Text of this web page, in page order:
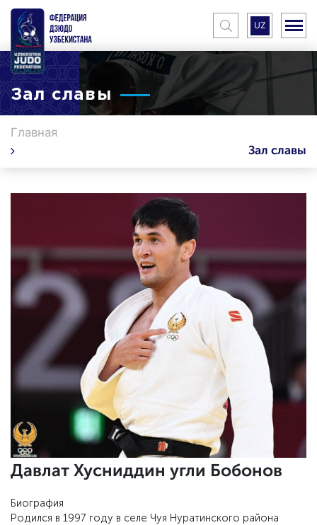
UZ
Зал славы
Главная
Зал славы
Давлат Хусниддин угли Бобонов
Биография
Родился в 1997 году в селе Чуя Нуратинского района